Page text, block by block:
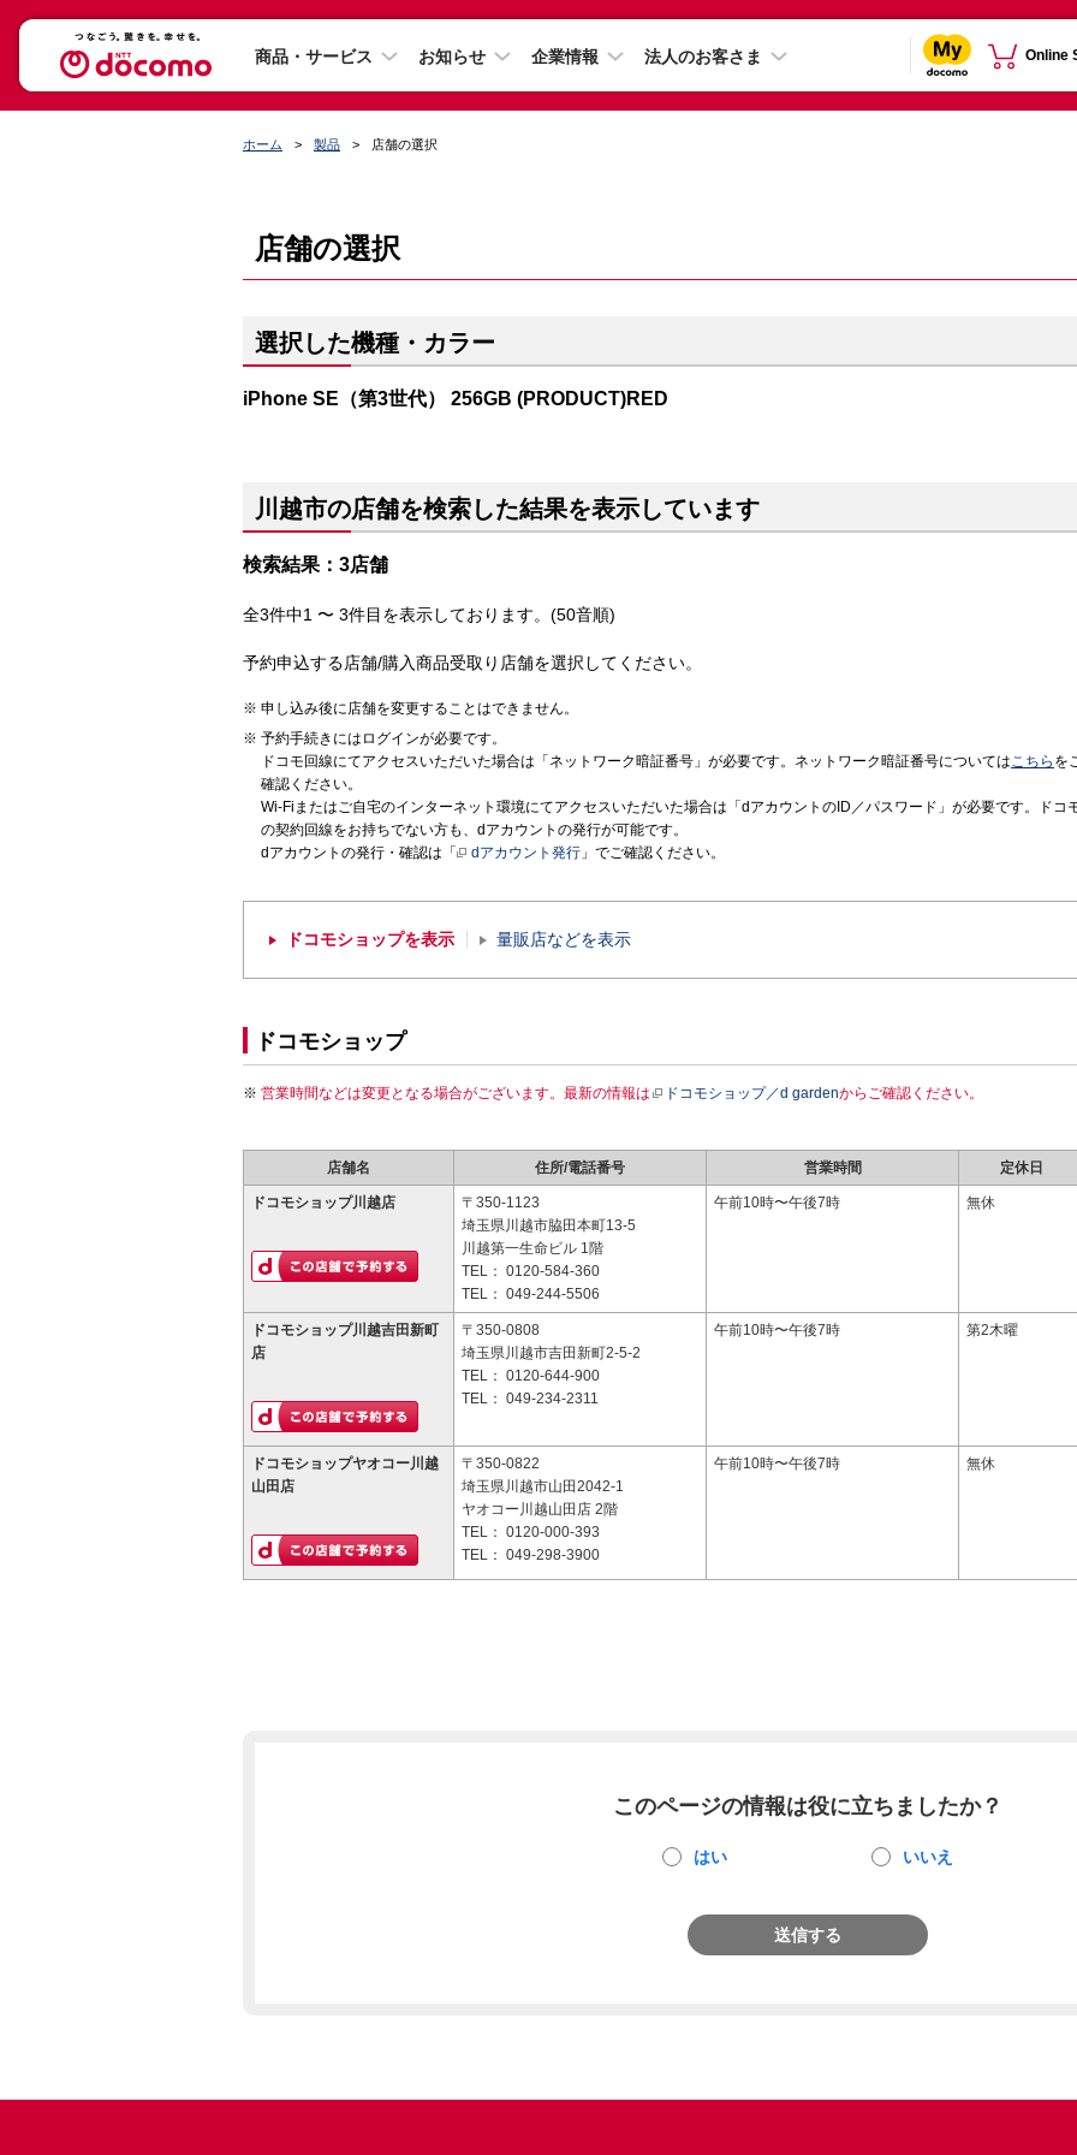
商品・サービス お知らせ 企業情報 法人のお客さま Online
ホーム 製品 店舗の選択
店舗の選択
選択した機種・カラー
iPhone SE（第3世代） 256GB (PRODUCT)RED
川越市の店舗を検索した結果を表示しています
検索結果：3店舗
全3件中1 〜 3件目を表示しております。(50音順)
予約申込する店舗/購入商品受取り店舗を選択してください。
申し込み後に店舗を変更することはできません。
予約手続きにはログインが必要です。
ドコモ回線にてアクセスいただいた場合は「ネットワーク暗証番号」が必要です。ネットワーク暗証番号についてはこちら を
確認ください。
Wi-Fiまたはご自宅のインターネット環境にてアクセスいただいた場合は「dアカウントのID／パスワード」が必要です。ドコ
の契約回線をお持ちでない方も、dアカウントの発行が可能です。
dアカウントの発行・確認は「
dアカウント発行 」でご確認ください。
ドコモショップを表示 量販店などを表示
ドコモショップ
営業時間などは変更となる場合がございます。最新の情報は ドコモショップ／d gardenからご確認ください。
店舗名 住所/電話番号 営業時間 定休日
ドコモショップ川越店
〒350-1123
埼玉県川越市脇田本町13-5
川越第一生命ビル 1階
TEL： 0120-584-360
TEL： 049-244-5506
午前10時〜午後7時 無休
ドコモショップ川越吉田新町
店
〒350-0808
埼玉県川越市吉田新町2-5-2
TEL： 0120-644-900
TEL： 049-234-2311
午前10時〜午後7時 第2木曜
ドコモショップヤオコー川越
山田店
〒350-0822
埼玉県川越市山田2042-1
ヤオコー川越山田店 2階
TEL： 0120-000-393
TEL： 049-298-3900
午前10時〜午後7時 無休
このページの情報は役に立ちましたか？
はい いいえ
送信する